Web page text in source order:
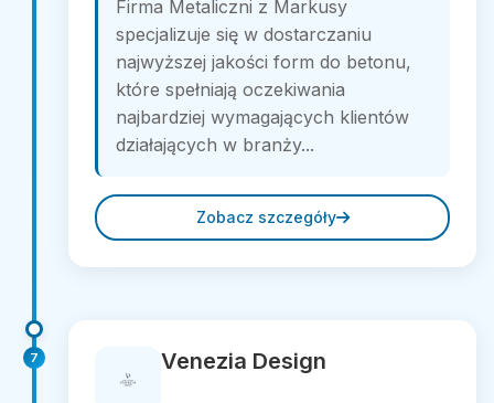
Firma Metaliczni z Markusy
specjalizuje się w dostarczaniu
najwyższej jakości form do betonu,
które spełniają oczekiwania
najbardziej wymagających klientów
działających w branży...
Zobacz szczegóły
7 Venezia Design